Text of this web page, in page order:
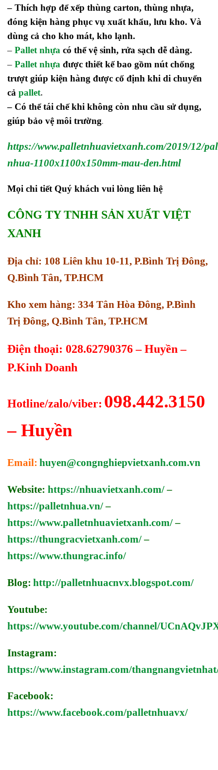
– Thích hợp để xếp thùng carton, thùng nhựa,
đóng kiện hàng phục vụ xuất khẩu, lưu kho. Và
dùng cả cho kho mát, kho lạnh.
– Pallet nhựa có thể vệ sinh, rửa sạch dễ dàng.
– Pallet nhựa được thiết kế bao gồm nút chống
trượt giúp kiện hàng được cố định khi di chuyển
cả pallet.
– Có thể tái chế khi không còn nhu cầu sử dụng,
giúp bảo vệ môi trường.
https://www.palletnhuavietxanh.com/2019/12/
nhua-1100x1100x150mm-mau-den.html
Mọi chi tiết Quý khách vui lòng liên hệ
CÔNG TY TNHH SẢN XUẤT VIỆT
XANH
Địa chỉ: 108 Liên khu 10-11, P.Bình Trị Đông,
Q.Bình Tân, TP.HCM
Kho xem hàng: 334 Tân Hòa Đông, P.Bình
Trị Đông, Q.Bình Tân, TP.HCM
Điện thoại: 028.62790376 – Huyền –
P.Kinh Doanh
Hotline/zalo/viber: 098.442.3150
– Huyền
Email: huyen@congnghiepvietxanh.com.vn
Website: https://nhuavietxanh.com/–
https://palletnhua.vn/–
https://www.palletnhuavietxanh.com/–
https://thungracvietxanh.com/–
https://www.thungrac.info/
Blog: http://palletnhuacnvx.blogspot.com/
Youtube:
https://www.youtube.com/channel/
Instagram:
https://www.instagram.com/
Facebook:
https://www.facebook.com/palletnhuavx/